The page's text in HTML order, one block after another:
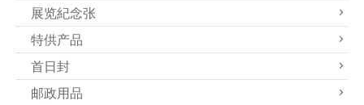
展览紀念张
特供产品
首日封
邮政用品